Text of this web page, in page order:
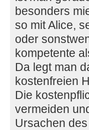
besonders
so mit Alice,
oder
kompetente
Da legt man
kostenfreien
Die
vermeiden
Ursachen